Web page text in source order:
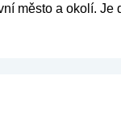
město a okolí. Je